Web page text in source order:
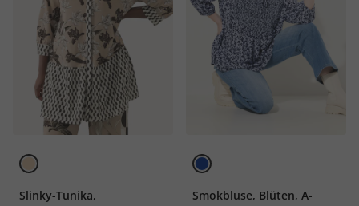
Slinky-Tunika,
Smokbluse, Blüten, A-